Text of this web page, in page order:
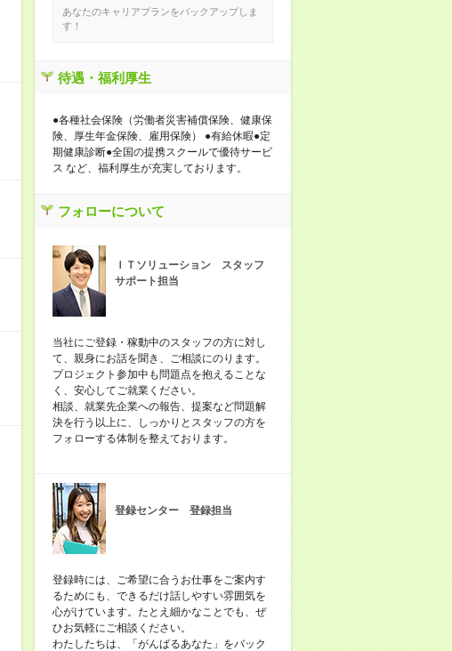
あなたのキャリアプランをバックアップしま
す！
待遇・福利厚生
●各種社会保険（労働者災害補償保険、健康保
険、厚生年金保険、雇用保険） ●有給休暇●定
期健康診断●全国の提携スクールで優待サービ
ス など、福利厚生が充実しております。
フォローについて
ＩＴソリューション スタッフ
サポート担当
当社にご登録・稼動中のスタッフの方に対し
て、親身にお話を聞き、ご相談にのります。
プロジェクト参加中も問題点を抱えることな
く、安心してご就業ください。
相談、就業先企業への報告、提案など問題解
決を行う以上に、しっかりとスタッフの方を
フォローする体制を整えております。
登録センター 登録担当
登録時には、ご希望に合うお仕事をご案内す
るためにも、できるだけ話しやすい雰囲気を
心がけています。たとえ細かなことでも、ぜ
ひお気軽にご相談ください。
わたしたちは、「がんばるあなた」をバック